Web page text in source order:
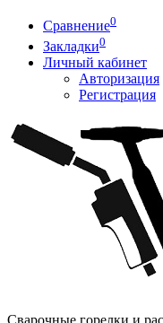
Сравнение0
Закладки0
Личный кабинет
Авторизация
Регистрация
Сварочные горелки и